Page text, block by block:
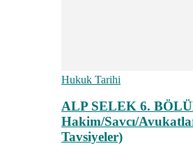
Hukuk Tarihi
ALP SELEK 6.
Hakim/Savcı/
Tavsiyeler)